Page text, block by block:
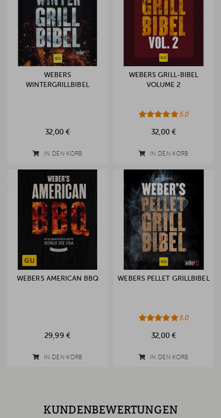
WEBERS
WINTERGRILLBIBEL
32,00 €
IN DEN KORB
WEBERS GRILL-BIBEL
VOLUME 2
5.0
32,00 €
IN DEN KORB
WEBERS AMERICAN BBQ
29,99 €
IN DEN KORB
WEBERS PELLET GRILLBIBEL
5.0
32,00 €
IN DEN KORB
KUNDENBEWERTUNGEN